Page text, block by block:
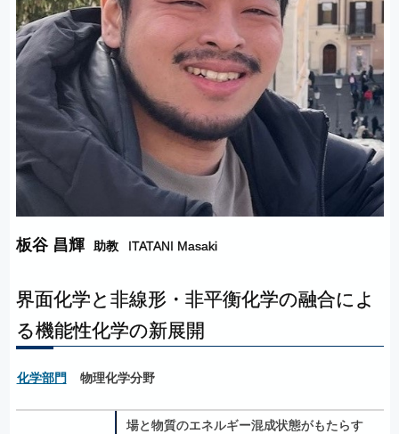
板谷 昌輝 助教 ITATANI Masaki
界面化学と非線形・非平衡化学の融合によ
る機能性化学の新展開
化学部門 物理化学分野
場と物質のエネルギー混成状態がもたらす